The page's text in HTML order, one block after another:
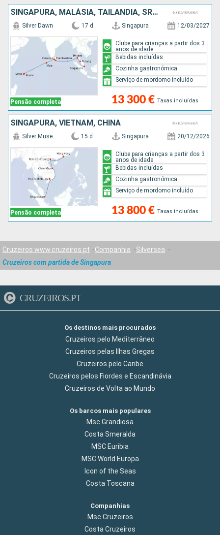
SINGAPURA, MALÁSIA, TAILÂNDIA, SRI LANKA, MALDIVAS, SEYCHELLES
Pensão completa
Silver Dawn 17 d Singapura 12/03/2027
13 300 € Taxas incluídas
Clube para crianças a partir dos 3
anos de idade
Bebidas incluídas
Cozinha gastronómica
Serviço de mordomo incluído
SINGAPURA, VIETNAM, CHINA
Pensão completa
Silver Muse 15 d Singapura 20/12/2026
13 800 € Taxas incluídas
Clube para crianças a partir dos 3
anos de idade
Bebidas incluídas
Cozinha gastronómica
Serviço de mordomo incluído
Cruzeiros www.cruzeiros.pt Companhia
Silversea
Cruzeiros com partida de Singapura
CRUZEIROS.PT
Os destinos mais procurados
Cruzeiros pelo Mediterrâneo
Cruzeiros pelas Ilhas Gregas
Cruzeiros pelo Caribe
Cruzeiros pelos Fiordes e Escandinávia
Cruzeiros de Volta ao Mundo
Os barcos mais populares
Msc Grandiosa
Costa Smeralda
MSC Euribia
MSC World Europa
Icon of the Seas
Costa Toscana
Companhias
Msc Cruzeiros
Costa Cruzeiros